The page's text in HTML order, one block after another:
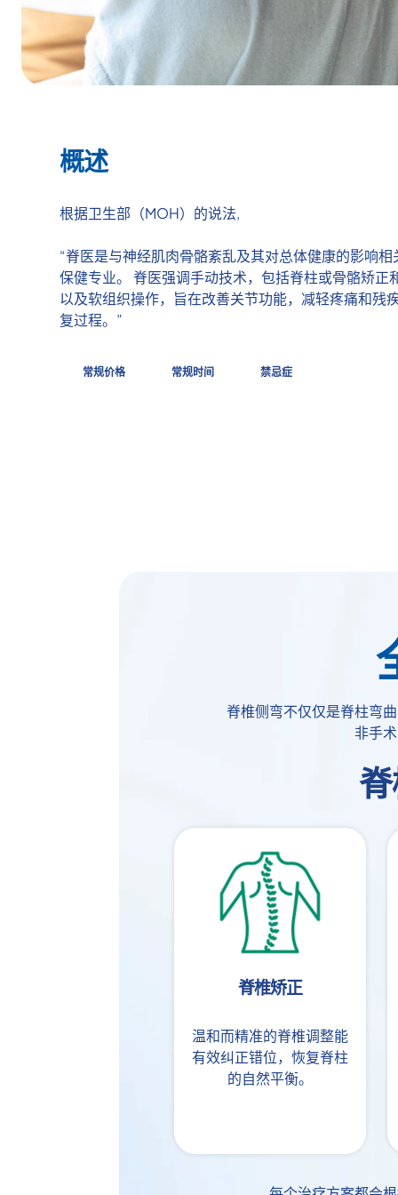
概述
根据卫生部（MOH）的说法,
“脊医是与神经肌肉骨骼紊乱及其对总体健康的影响
保健专业。 脊医强调手动技术，包括脊柱或骨骼矫正
以及软组织操作，旨在改善关节功能，减轻疼痛和残
复过程。”
常规价格 常规时间 禁忌症
脊椎侧弯不仅仅是脊柱弯
非手
脊椎矫正
温和而精准的脊椎调整能
有效纠正错位，恢复脊柱
的自然平衡。